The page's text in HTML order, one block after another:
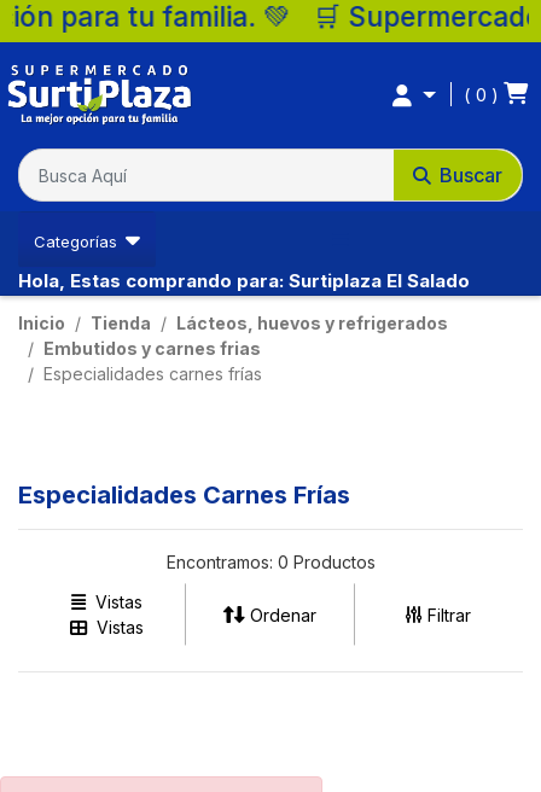
tu familia. 💚 🛒
Buscar
0
Categorías
Hola, Estas comprando para: Surtiplaza El Salado
Inicio Tienda
Lácteos, huevos y refrigerados
Embutidos y carnes frias
Especialidades carnes frías
Especialidades Carnes Frías
Encontramos: 0 Productos
Vistas
Vistas
Ordenar Filtrar